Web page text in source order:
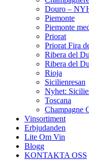
Douro –
Piemonte
Piemonte
Priorat
Priorat Fira
Ribera del
Ribera del
Rioja
Sicilienresan
Nyhet:
Toscana
Champagne
Vinsortiment
Erbjudanden
Lite Om Vin
Blogg
KONTAKTA OSS